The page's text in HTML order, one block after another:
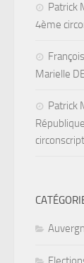
Patrick
4ème
Marielle
Patrick